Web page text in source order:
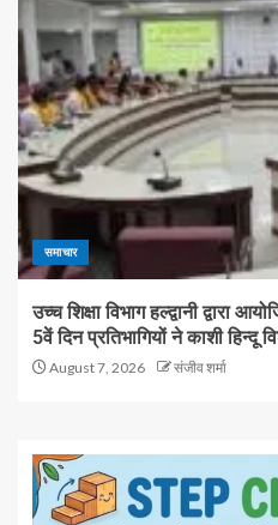
समाचार
उच्च शिक्षा विभाग हल्द्वानी द्वारा
5वें दिन प्रतिभागियों ने काशी हिन्दू
August 7, 2026 संजीव शर्मा